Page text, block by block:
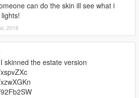
can do the skin ill see what i
2018
skinned the estate version